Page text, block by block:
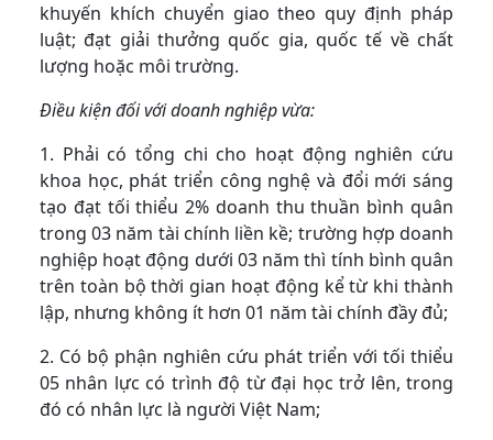
khuyến khích chuyển giao theo quy định pháp
luật; đạt giải thưởng quốc gia, quốc tế về chất
lượng hoặc môi trường.
Điều kiện đối với doanh nghiệp vừa:
1. Phải có tổng chi cho hoạt động nghiên cứu
khoa học, phát triển công nghệ và đổi mới sáng
tạo đạt tối thiểu 2% doanh thu thuần bình quân
trong 03 năm tài chính liền kề; trường hợp doanh
nghiệp hoạt động dưới 03 năm thì tính bình quân
trên toàn bộ thời gian hoạt động kể từ khi thành
lập, nhưng không ít hơn 01 năm tài chính đầy đủ;
2. Có bộ phận nghiên cứu phát triển với tối thiểu
05 nhân lực có trình độ từ đại học trở lên, trong
đó có nhân lực là người Việt Nam;